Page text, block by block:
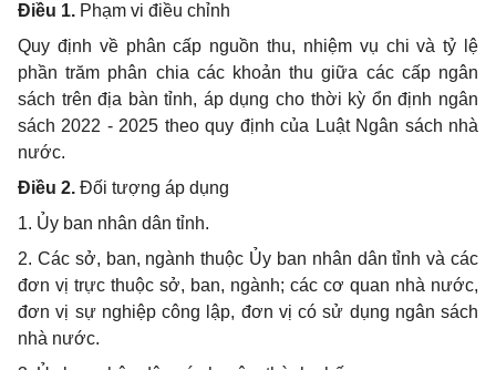
Điều 1. Phạm vi điều chỉnh
Quy định về phân cấp nguồn thu, nhiệm vụ chi và tỷ lệ
phần trăm phân chia các khoản thu giữa các cấp ngân
sách trên địa bàn tỉnh, áp dụng cho thời kỳ ổn định ngân
sách 2022 - 2025 theo quy định của Luật Ngân sách nhà
nước.
Điều 2. Đối tượng áp dụng
1. Ủy ban nhân dân tỉnh.
2. Các sở, ban, ngành thuộc Ủy ban nhân dân tỉnh và các
đơn vị trực thuộc sở, ban, ngành; các cơ quan nhà nước,
đơn vị sự nghiệp công lập, đơn vị có sử dụng ngân sách
nhà nước.